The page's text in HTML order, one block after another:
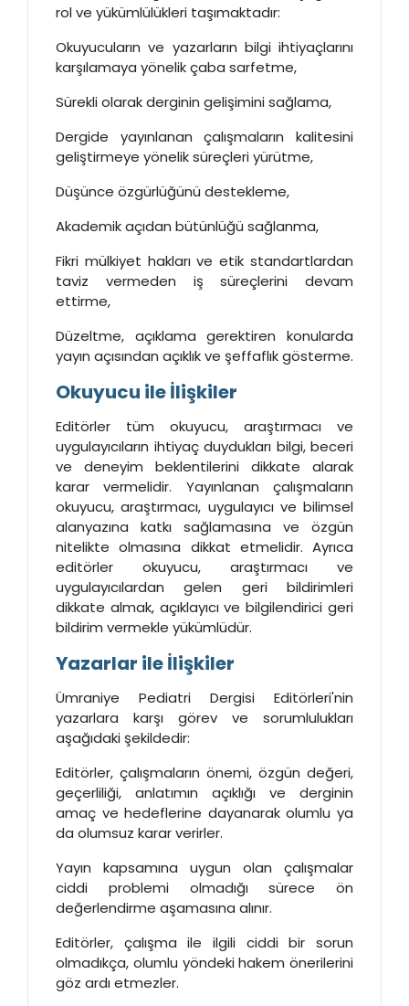
rol ve yükümlülükleri taşımaktadır:
Okuyucuların ve yazarların bilgi ihtiyaçlarını
karşılamaya yönelik çaba sarfetme,
Sürekli olarak derginin gelişimini sağlama,
Dergide yayınlanan çalışmaların kalitesini
geliştirmeye yönelik süreçleri yürütme,
Düşünce özgürlüğünü destekleme,
Akademik açıdan bütünlüğü sağlanma,
Fikri mülkiyet hakları ve etik standartlardan
taviz vermeden iş süreçlerini devam
ettirme,
Düzeltme, açıklama gerektiren konularda
yayın açısından açıklık ve şeffaflık gösterme.
Okuyucu ile İlişkiler
Editörler tüm okuyucu, araştırmacı ve
uygulayıcıların ihtiyaç duydukları bilgi, beceri
ve deneyim beklentilerini dikkate alarak
karar vermelidir. Yayınlanan çalışmaların
okuyucu, araştırmacı, uygulayıcı ve bilimsel
alanyazına katkı sağlamasına ve özgün
nitelikte olmasına dikkat etmelidir. Ayrıca
editörler okuyucu, araştırmacı ve
uygulayıcılardan gelen geri bildirimleri
dikkate almak, açıklayıcı ve bilgilendirici geri
bildirim vermekle yükümlüdür.
Yazarlar ile İlişkiler
Ümraniye Pediatri Dergisi Editörleri'nin
yazarlara karşı görev ve sorumlulukları
aşağıdaki şekildedir:
Editörler, çalışmaların önemi, özgün değeri,
geçerliliği, anlatımın açıklığı ve derginin
amaç ve hedeflerine dayanarak olumlu ya
da olumsuz karar verirler.
Yayın kapsamına uygun olan çalışmalar
ciddi problemi olmadığı sürece ön
değerlendirme aşamasına alınır.
Editörler, çalışma ile ilgili ciddi bir sorun
olmadıkça, olumlu yöndeki hakem önerilerini
göz ardı etmezler.